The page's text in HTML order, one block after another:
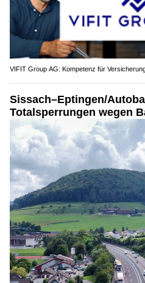
VIFIT Group AG: Kompetenz für
Sissach–Eptingen/
Totalsperrungen wegen